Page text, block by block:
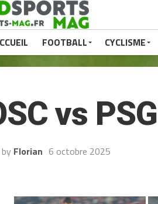
FOOTBALL CYCLISME
vs
by Florian 6 octobre 2025